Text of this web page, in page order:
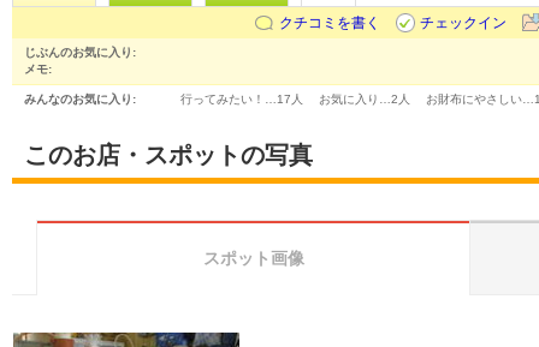
クチコミを書く
チェックイン
じぶんのお気に入り:
メモ:
みんなのお気に入り: 行ってみたい！… 17人 お気に入り… 2人 お財布にやさしい…
このお店・スポットの写真
スポット画像